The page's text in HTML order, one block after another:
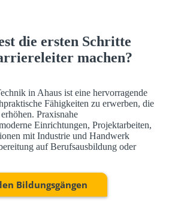
die ersten Schritte
machen?
in Ahaus ist eine hervorragende
Fähigkeiten zu erwerben, die
Praxisnahe
Einrichtungen, Projektarbeiten,
mit Industrie und Handwerk
auf Berufsausbildung oder
Bildungsgängen